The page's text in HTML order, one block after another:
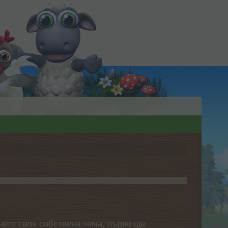
своя собствена тема, първо ще